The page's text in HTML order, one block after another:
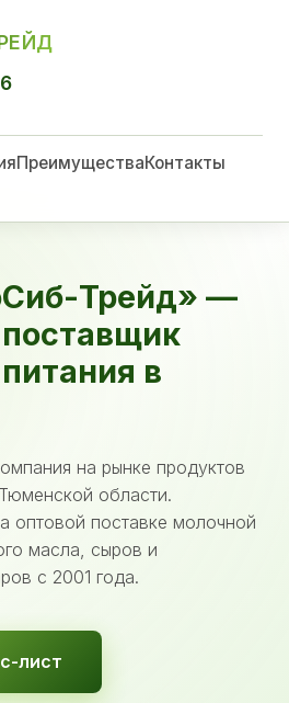
ПреимуществаКонтакты
Трейд» —
в
на рынке продуктов
области.
оптовой поставке молочной
масла, сыров и
с 2001 года.
лист